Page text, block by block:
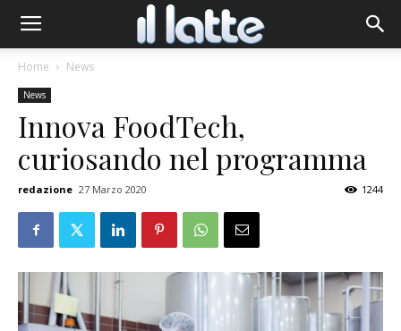
Home News
News
Innova FoodTech,
curiosando nel programma
redazione 27 Marzo 2020 1244